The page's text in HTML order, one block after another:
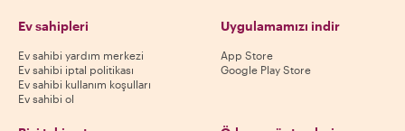
Ev sahipleri
Ev sahibi yardım merkezi
Ev sahibi iptal politikası
Ev sahibi kullanım koşulları
Ev sahibi ol
Uygulamamızı indir
App Store
Google Play Store